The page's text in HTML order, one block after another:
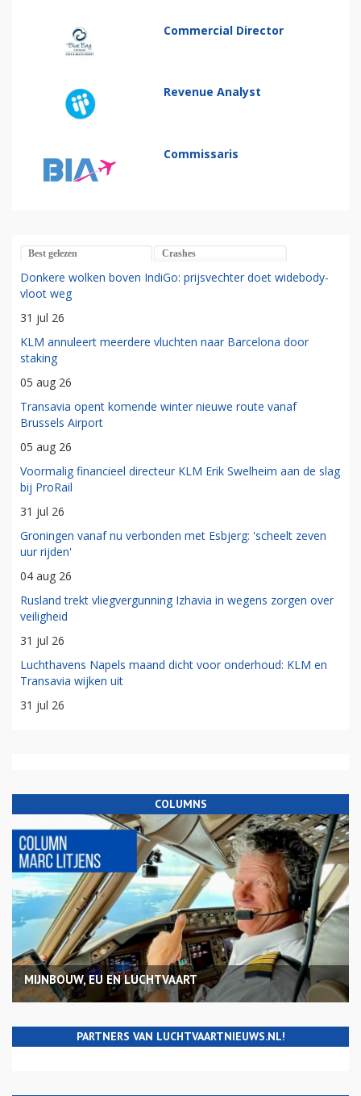
Commercial Director
Revenue Analyst
Commissaris
Best gelezen Crashes
Donkere wolken boven IndiGo: prijsvechter doet widebody-
vloot weg
31 jul 26
KLM annuleert meerdere vluchten naar Barcelona door
staking
05 aug 26
Transavia opent komende winter nieuwe route vanaf
Brussels Airport
05 aug 26
Voormalig financieel directeur KLM Erik Swelheim aan de slag
bij ProRail
31 jul 26
Groningen vanaf nu verbonden met Esbjerg: 'scheelt zeven
uur rijden'
04 aug 26
Rusland trekt vliegvergunning Izhavia in wegens zorgen over
veiligheid
31 jul 26
Luchthavens Napels maand dicht voor onderhoud: KLM en
Transavia wijken uit
31 jul 26
COLUMNS
MIJNBOUW, EU EN LUCHTVAART
PARTNERS VAN LUCHTVAARTNIEUWS.NL!